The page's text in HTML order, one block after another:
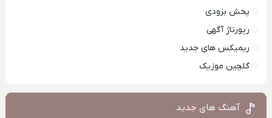
پخش بزودی
رپورتاژ آگهی
ریمیکس های جدید
گلچین موزیک
آهنگ های جدید